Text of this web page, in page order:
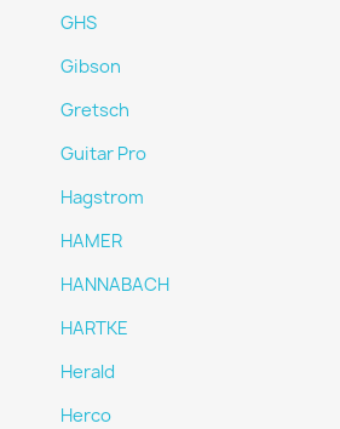
GHS
Gibson
Gretsch
Guitar Pro
Hagstrom
HAMER
HANNABACH
HARTKE
Herald
Herco